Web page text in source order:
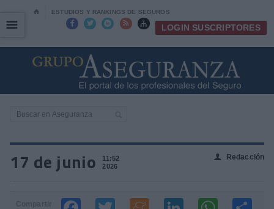
⌂ ESTUDIOS Y RANKINGS DE SEGUROS
     LOGIN SUSCRIPTORES
☰
☰
17 de junio
11:52
2026
👤 Redacción